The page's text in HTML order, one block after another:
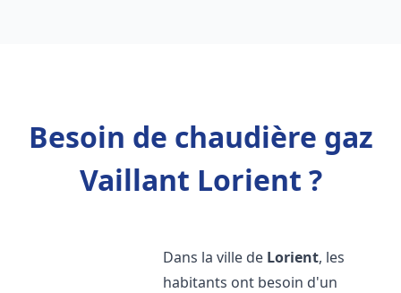
Besoin de chaudière gaz
Vaillant Lorient ?
Dans la ville de Lorient, les
habitants ont besoin d'un